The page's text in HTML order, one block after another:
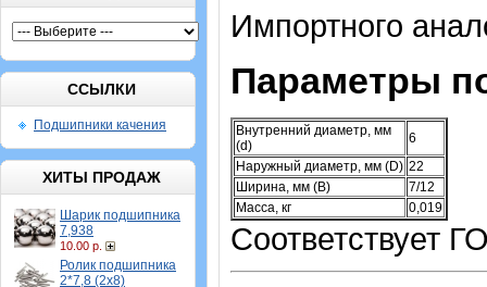
ССЫЛКИ
Подшипники качения
ХИТЫ ПРОДАЖ
Шарик подшипника
7,938
10.00 р.
Ролик подшипника
2*7,8 (2х8)
Импортного
Параметры
Внутренний диаметр, мм
(d)
6
Наружный диаметр, мм (D) 22
Ширина, мм (B)
7/12
Масса, кг
0,019
Соответствует